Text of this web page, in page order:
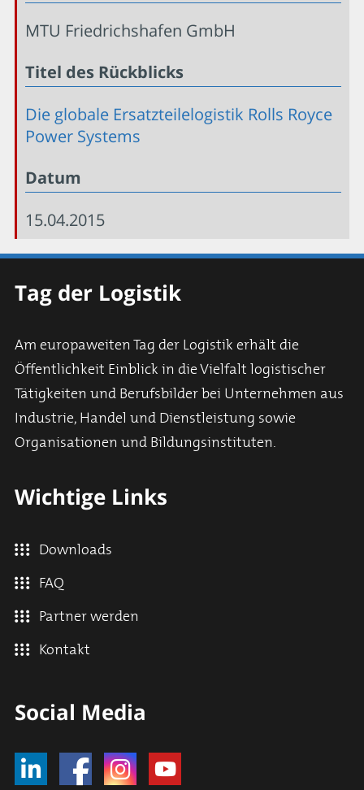
MTU Friedrichshafen GmbH
Titel des Rückblicks
Die globale Ersatzteilelogistik Rolls Royce
Power Systems
Datum
15.04.2015
Tag der Logistik
Am europaweiten Tag der Logistik erhält die
Öffentlichkeit Einblick in die Vielfalt logistischer
Tätigkeiten und Berufsbilder bei Unternehmen aus
Industrie, Handel und Dienstleistung sowie
Organisationen und Bildungsinstituten.
Wichtige Links
Downloads
FAQ
Partner werden
Kontakt
Social Media